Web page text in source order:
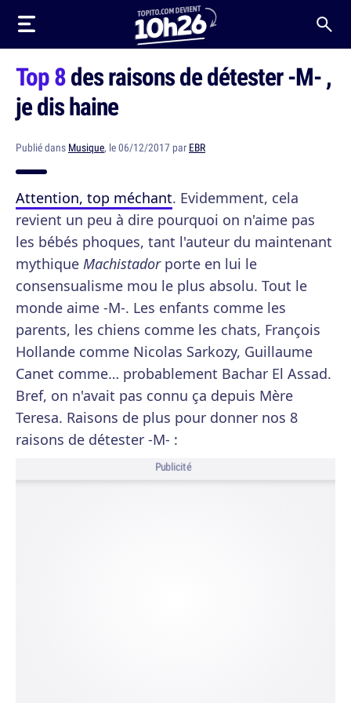
Top 8des raisons de détester -M- ,
je dis haine
Publié dans Musique, le 06/12/2017 par EBR
Attention, top méchant. Evidemment, cela
revient un peu à dire pourquoi on n'aime pas
les bébés phoques, tant l'auteur du maintenant
mythique Machistadorporte en lui le
consensualisme mou le plus absolu. Tout le
monde aime -M-. Les enfants comme les
parents, les chiens comme les chats, François
Hollande comme Nicolas Sarkozy, Guillaume
Canet comme… probablement Bachar El Assad.
Bref, on n'avait pas connu ça depuis Mère
Teresa. Raisons de plus pour donner nos 8
raisons de détester -M- :
Publicité